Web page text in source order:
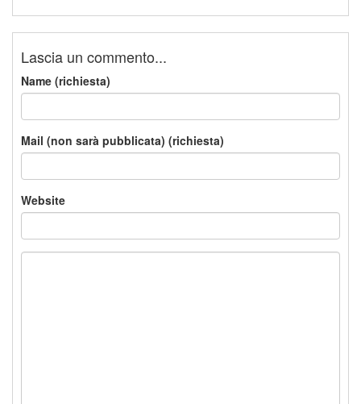
Lascia un commento...
Name (richiesta)
Mail (non sarà pubblicata) (richiesta)
Website